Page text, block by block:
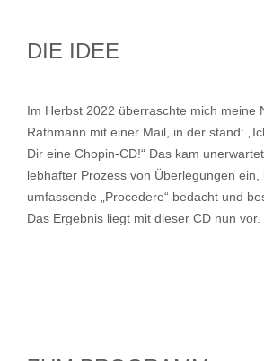
DIE IDEE
Im Herbst 2022 überraschte mich meine
Rathmann mit einer Mail, in der stand:
Dir eine Chopin-CD!“ Das kam
lebhafter Prozess von Überlegungen
umfassende „Procedere“ bedacht und
Das Ergebnis liegt mit dieser CD nun vor.